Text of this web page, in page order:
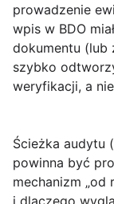
prowadzenie
wpis w BDO
dokumentu (lub
szybko
weryfikacji, a
Ścieżka audytu
powinna być
mechanizm „od